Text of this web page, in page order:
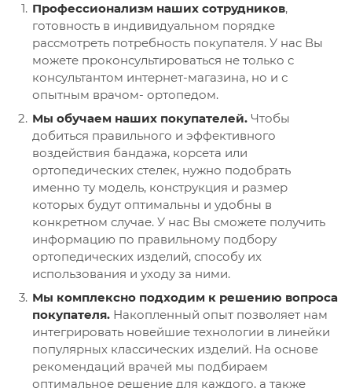
Профессионализм наших сотрудников,
готовность в индивидуальном порядке
рассмотреть потребность покупателя. У нас Вы
можете проконсультироваться не только с
консультантом интернет-магазина, но и с
опытным врачом- ортопедом.
Мы обучаем наших покупателей. Чтобы
добиться правильного и эффективного
воздействия бандажа, корсета или
ортопедических стелек, нужно подобрать
именно ту модель, конструкция и размер
которых будут оптимальны и удобны в
конкретном случае. У нас Вы сможете получить
информацию по правильному подбору
ортопедических изделий, способу их
использования и уходу за ними.
Мы комплексно подходим к решению вопроса
покупателя. Накопленный опыт позволяет нам
интегрировать новейшие технологии в линейки
популярных классических изделий. На основе
рекомендаций врачей мы подбираем
оптимальное решение для каждого, а также